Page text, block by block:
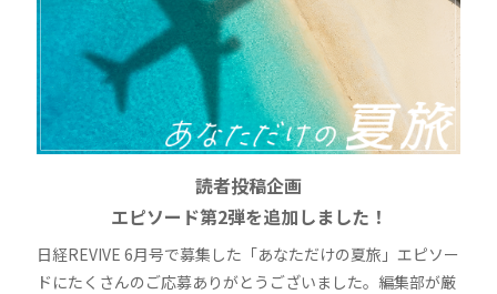
読者投稿企画
エピソード第2弾を追加しました！
日経REVIVE 6月号で募集した「あなただけの夏旅」エピソー
ドにたくさんのご応募ありがとうございました。編集部が厳